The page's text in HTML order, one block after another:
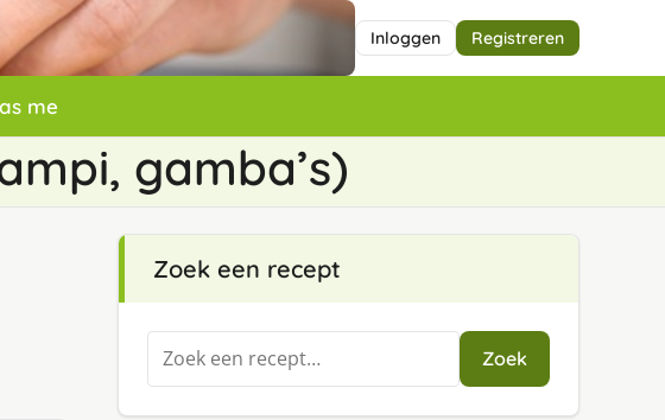
Inloggen Registreren
me
gamba’s)
Zoek een recept
Zoeken
naar:
Zoek